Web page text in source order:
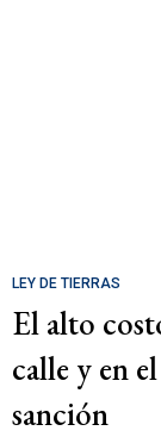
LEY DE TIERRAS
El alto
calle y en
sanción